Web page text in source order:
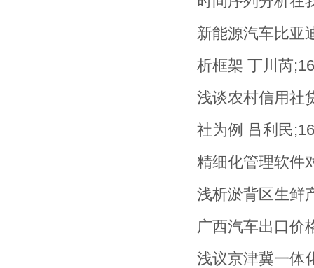
新能源汽车比
析框架 丁川芮
浅谈农村信用社
社为例 吕利民
精细化管理软件
浅析淤背区生鲜
广西汽车出口价
浅议京津冀一体